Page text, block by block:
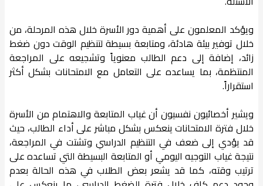
ويؤكد المعلمون على أهمية دور الأسرة خلال هذه المرحلة، من
خلال توفير بيئة هادئة، ومتابعة بسيطة لتنظيم الوقت دون ضغط
زائد، إضافة إلى دعم الطالب معنوياً وتشجيعه على المراجعة
المنتظمة، بما يساعده على التعامل مع الامتحانات بشكل أكثر
استقراراً.
ويشير أخصائيون نفسيون أن غياب المتابعة والاهتمام من الأسرة
خلال فترة الامتحانات ينعكس بشكل مباشر على أداء الطالب، حيث
قد يؤدي إلى ضعف في التنظيم الدراسي وتشتت في المراجعة،
نتيجة غياب التوجيه اليومي أو المتابعة البسيطة التي تساعده على
ترتيب وقته، كما قد يشعر بعض الطلاب في هذه الحالة بعدم